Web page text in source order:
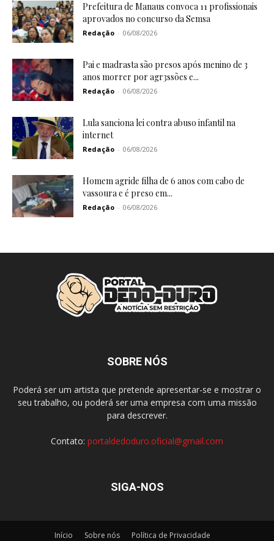
Prefeitura de Manaus convoca 11 profissionais
aprovados no concurso da Semsa
Redação - 06/08/2026
Pai e madrasta são presos após menino de 3
anos morrer por agr3ssões e...
Redação - 06/08/2026
Lula sanciona lei contra abuso infantil na
internet
Redação - 06/08/2026
Homem agride filha de 6 anos com cabo de
vassoura e é preso em...
Redação - 06/08/2026
SOBRE NÓS
Poderá ser um artista que pretende apresentar-se e mostrar o
seu trabalho, ou poderá ser uma empresa com uma missão
para descrever.
Contato: portaldedoduro.oficial@gmail.com
SIGA-NOS
Início Sobre nós Política de Privacidade